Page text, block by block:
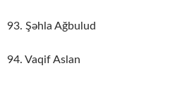
93. Şəhla Ağbulud
94. Vaqif Aslan